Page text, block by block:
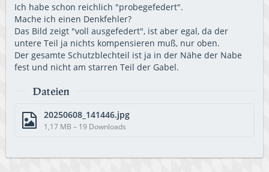
Ich habe schon reichlich "probegefedert".
Mache ich einen Denkfehler?
Das Bild zeigt "voll ausgefedert", ist aber egal, da der
untere Teil ja nichts kompensieren muß, nur oben.
Der gesamte Schutzblechteil ist ja in der Nähe der Nabe
fest und nicht am starren Teil der Gabel.
Dateien
20250608_141446.jpg
1,17 MB – 19 Downloads